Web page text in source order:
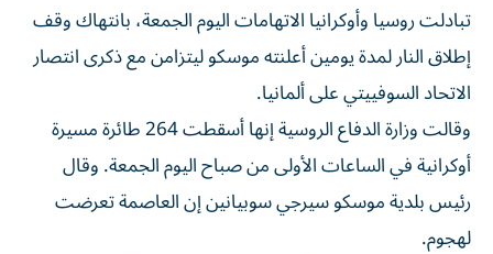
تبادلت روسيا وأوكرانيا الاتهامات اليوم الجمعة، بانتهاك وقف
إطلاق النار لمدة يومين أعلنته موسكو ليتزامن مع ذكرى ‌انتصار
الاتحاد السوفييتي على ألمانيا.
وقالت وزارة الدفاع الروسية ​إنها أسقطت ⁠264 طائرة مسيرة
أوكرانية في الساعات الأولى ‌من صباح اليوم ‌الجمعة. وقال
رئيس بلدية موسكو سيرجي سوبيانين إن العاصمة تعرضت
لهجوم.